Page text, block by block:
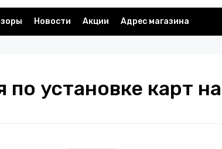
Новости Акции Адрес магазина
по установке карт